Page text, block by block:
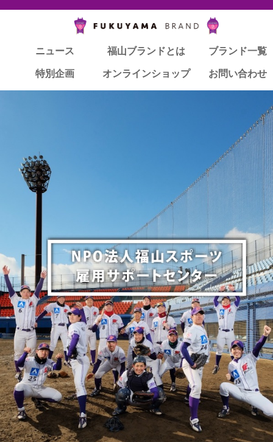
ニュース 福山ブランドとは ブランド一覧
特別企画 オンラインショップ お問い合わせ
ニュース 福山ブランドとは ブランド一覧
特別企画 オンラインショップ お問い合わせ